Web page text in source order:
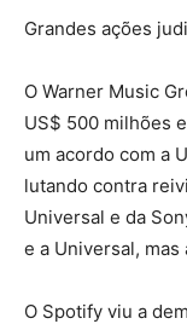
Grandes ações
O Warner Music
US$ 500 milhões
um acordo com a
lutando contra
Universal e da
e a Universal, mas
O Spotify viu a